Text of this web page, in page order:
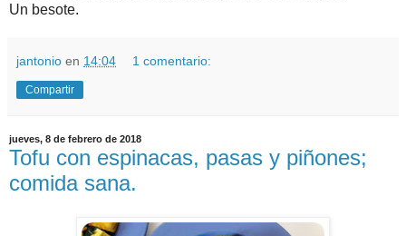
Un besote.
jantonio en 14:04 1 comentario:
Compartir
jueves, 8 de febrero de 2018
Tofu con espinacas, pasas y piñones;
comida sana.